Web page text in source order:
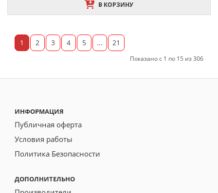
В КОРЗИНУ
1 2 3 4 5 ... 21
Показано с 1 по 15 из 306
ИНФОРМАЦИЯ
Публичная оферта
Условия работы
Политика Безопасности
ДОПОЛНИТЕЛЬНО